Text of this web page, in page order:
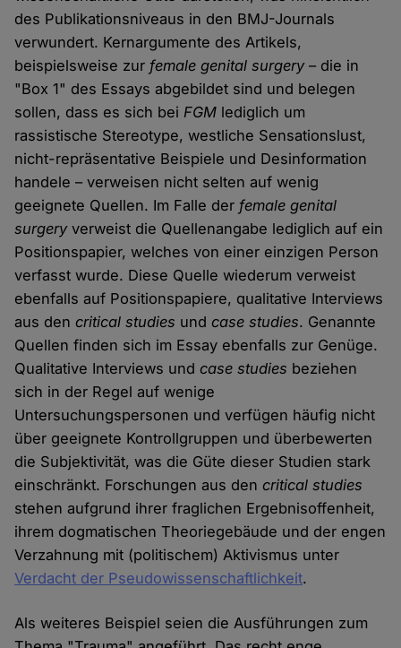
des Publikationsniveaus in den BMJ-Journals
verwundert. Kernargumente des Artikels,
beispielsweise zur female genital surgery– die in
"Box 1" des Essays abgebildet sind und belegen
sollen, dass es sich beiFGM lediglich um
rassistische Stereotype, westliche Sensationslust,
nicht-repräsentative Beispiele und Desinformation
handele – verweisen nicht selten auf wenig
geeignete Quellen. Im Falle der female genital
surgeryverweist die Quellenangabe lediglich auf ein
Positionspapier, welches von einer einzigen Person
verfasst wurde. Diese Quelle wiederum verweist
ebenfalls auf Positionspapiere, qualitative Interviews
aus dencritical studies undcase studies. Genannte
Quellen finden sich im Essay ebenfalls zur Genüge.
Qualitative Interviews undcase studies beziehen
sich in der Regel auf wenige
Untersuchungspersonen und verfügen häufig nicht
über geeignete Kontrollgruppen und überbewerten
die Subjektivität, was die Güte dieser Studien stark
einschränkt. Forschungen aus dencritical studies
stehen aufgrund ihrer fraglichen Ergebnisoffenheit,
ihrem dogmatischen Theoriegebäude und der engen
Verzahnung mit (politischem) Aktivismus unter
Verdacht der Pseudowissenschaftlichkeit.
Als weiteres Beispiel seien die Ausführungen zum